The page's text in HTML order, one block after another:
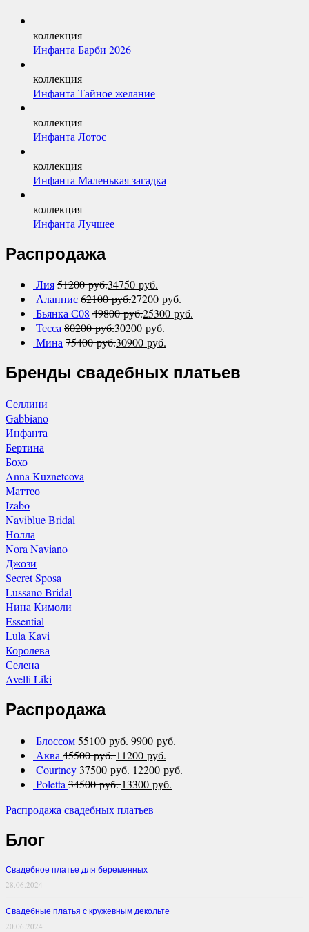
коллекция
Инфанта Барби 2026
коллекция
Инфанта Тайное желание
коллекция
Инфанта Лотос
коллекция
Инфанта Маленькая загадка
коллекция
Инфанта Лучшее
Распродажа
Лия51200руб.34750 руб.
Аланнис62100руб.27200 руб.
Бьянка С08 49800руб.25300 руб.
Тесса80200руб.30200 руб.
Мина75400руб.30900 руб.
Бренды свадебных платьев
Селлини
Gabbiano
Инфанта
Бертина
Бохо
Anna Kuznetcova
Маттео
Izabo
Naviblue Bridal
Нолла
Nora Naviano
Джози
Secret Sposa
Lussano Bridal
Нина Кимоли
Essential
Lula Kavi
Королева
Селена
Avelli Liki
Распродажа
Блоссом55100 руб.9900 руб.
Аква 45500 руб. 11200 руб.
Courtney37500 руб. 12200 руб.
Poletta 34500 руб. 13300 руб.
Распродажа свадебных платьев
Блог
Свадебное платье для беременных
28.06.2024
Свадебные платья с кружевным декольте
20.06.2024